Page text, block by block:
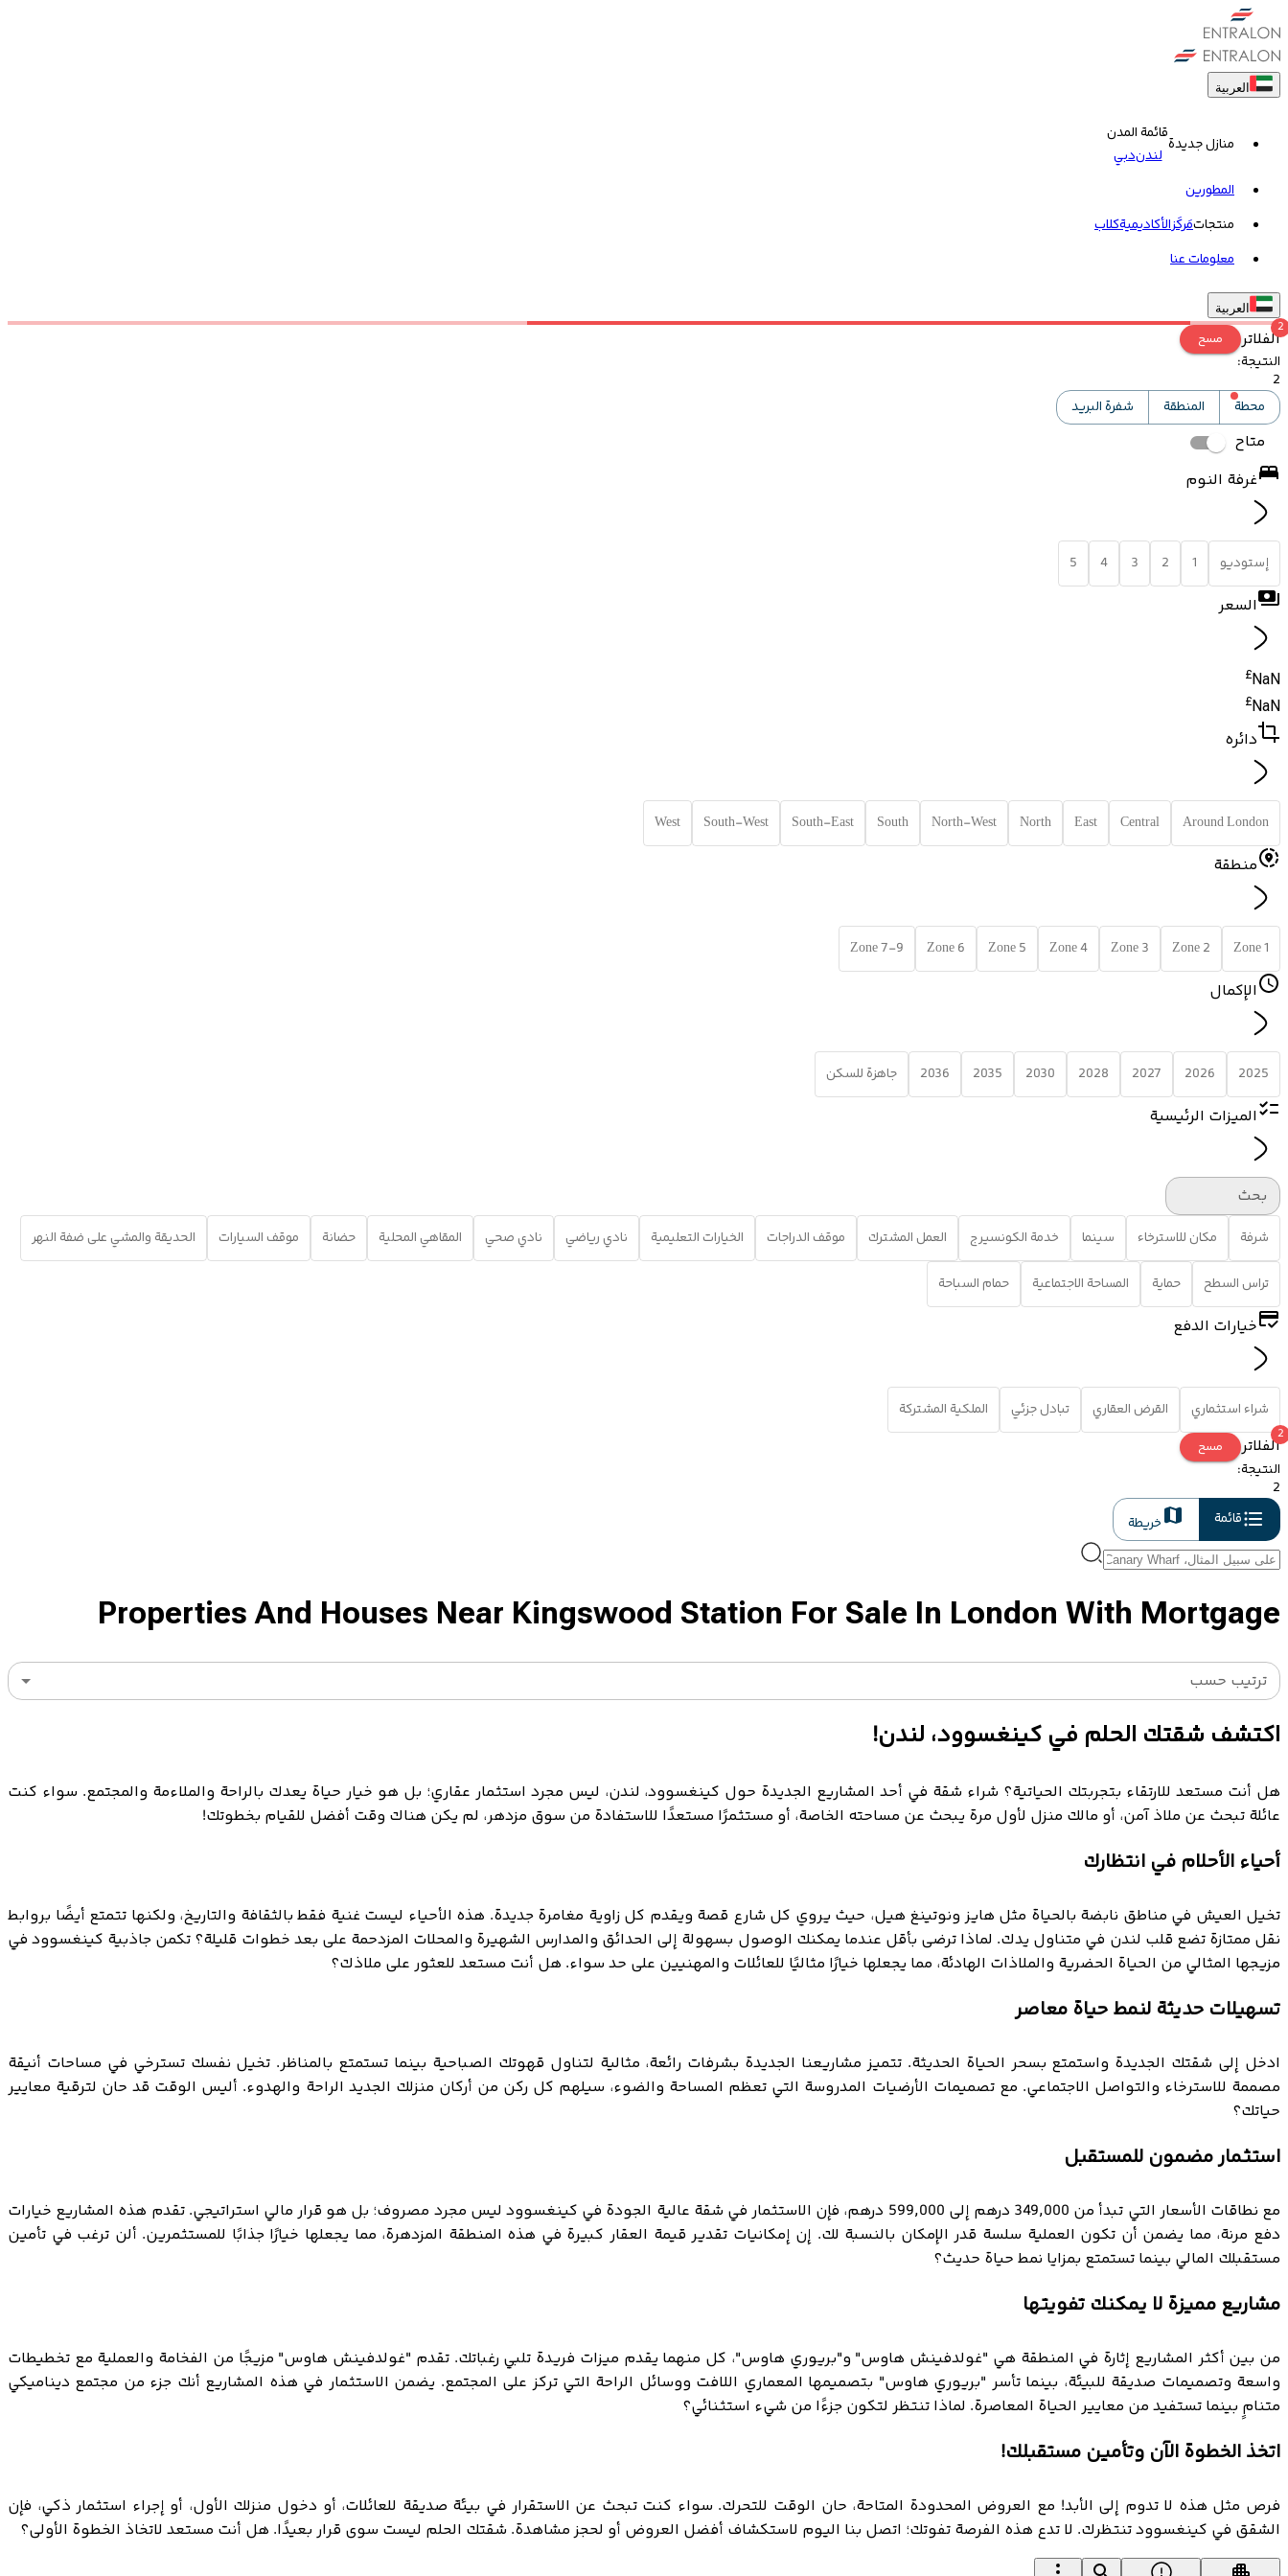
العربية
منازل جديدة
قائمة المدن
لندندبي
المطورين
منتجاتمَركَزالأكاديميةکلاب
معلومات عنا
العربية
الفلاتر
2
مسح
النتيجة:
2
محطة
المنطقة شفرة البريد
متاح
غرفة النوم
إستوديو 1
2
3
4
5
السعر
NaN
£
NaN
£
دائره
Around London
Central
East
North
North-West
South
South-East
South-West
West
منطقة
Zone 1
Zone 2
Zone 3
Zone 4
Zone 5
Zone 6
Zone 7-9
الإكمال
2025
2026
2027
2028
2030
2035
2036 جاهزة للسكن
الميزات الرئيسية
بحث
شرفة مكان للاسترخاء سينما خدمة الكونسيرج العمل المشترك موقف الدراجات الخيارات التعليمية نادي رياضي نادي صحي المقاهي المحلية حضانة موقف السيارات الحديقة والمشي على ضفة النهر
تراس السطح حماية المساحة الاجتماعية حمام السباحة
خيارات الدفع
شراء استثماري القرض العقاري تبادل جزئي الملكية المشتركة
الفلاتر
2
مسح
النتيجة:
2
قائمة
خريطة
Properties And Houses Near Kingswood Station For Sale In London With Mortgage
ترتيب حسب
اكتشف شقتك الحلم في كينغسوود، لندن!
هل أنت مستعد للارتقاء بتجربتك الحياتية؟ شراء شقة في أحد المشاريع الجديدة حول كينغسوود، لندن، ليس مجرد استثمار عقاري؛ بل هو خيار حياة يعدك بالراحة والملاءمة والمجتمع. سواء كنت
عائلة تبحث عن ملاذ آمن، أو مالك منزل لأول مرة يبحث عن مساحته الخاصة، أو مستثمرًا مستعدًا للاستفادة من سوق مزدهر، لم يكن هناك وقت أفضل للقيام بخطوتك!
أحياء الأحلام في انتظارك
تخيل العيش في مناطق نابضة بالحياة مثل هايز ونوتينغ هيل، حيث يروي كل شارع قصة ويقدم كل زاوية مغامرة جديدة. هذه الأحياء ليست غنية فقط بالثقافة والتاريخ، ولكنها تتمتع أيضًا بروابط
نقل ممتازة تضع قلب لندن في متناول يدك. لماذا ترضى بأقل عندما يمكنك الوصول بسهولة إلى الحدائق والمدارس الشهيرة والمحلات المزدحمة على بعد خطوات قليلة؟ تكمن جاذبية كينغسوود في
مزيجها المثالي من الحياة الحضرية والملاذات الهادئة، مما يجعلها خيارًا مثاليًا للعائلات والمهنيين على حد سواء. هل أنت مستعد للعثور على ملاذك؟
تسهيلات حديثة لنمط حياة معاصر
ادخل إلى شقتك الجديدة واستمتع بسحر الحياة الحديثة. تتميز مشاريعنا الجديدة بشرفات رائعة، مثالية لتناول قهوتك الصباحية بينما تستمتع بالمناظر. تخيل نفسك تسترخي في مساحات أنيقة
مصممة للاسترخاء والتواصل الاجتماعي. مع تصميمات الأرضيات المدروسة التي تعظم المساحة والضوء، سيلهم كل ركن من أركان منزلك الجديد الراحة والهدوء. أليس الوقت قد حان لترقية معايير
حياتك؟
استثمار مضمون للمستقبل
مع نطاقات الأسعار التي تبدأ من 349,000 درهم إلى 599,000 درهم، فإن الاستثمار في شقة عالية الجودة في كينغسوود ليس مجرد مصروف؛ بل هو قرار مالي استراتيجي. تقدم هذه المشاريع خيارات
دفع مرنة، مما يضمن أن تكون العملية سلسة قدر الإمكان بالنسبة لك. إن إمكانيات تقدير قيمة العقار كبيرة في هذه المنطقة المزدهرة، مما يجعلها خيارًا جذابًا للمستثمرين. ألن ترغب في تأمين
مستقبلك المالي بينما تستمتع بمزايا نمط حياة حديث؟
مشاريع مميزة لا يمكنك تفويتها
من بين أكثر المشاريع إثارة في المنطقة هي "غولدفينش هاوس" و"بريوري هاوس"، كل منهما يقدم ميزات فريدة تلبي رغباتك. تقدم "غولدفينش هاوس" مزيجًا من الفخامة والعملية مع تخطيطات
واسعة وتصميمات صديقة للبيئة، بينما تأسر "بريوري هاوس" بتصميمها المعماري اللافت ووسائل الراحة التي تركز على المجتمع. يضمن الاستثمار في هذه المشاريع أنك جزء من مجتمع ديناميكي
متنامٍ بينما تستفيد من معايير الحياة المعاصرة. لماذا تنتظر لتكون جزءًا من شيء استثنائي؟
اتخذ الخطوة الآن وتأمين مستقبلك!
فرص مثل هذه لا تدوم إلى الأبد! مع العروض المحدودة المتاحة، حان الوقت للتحرك. سواء كنت تبحث عن الاستقرار في بيئة صديقة للعائلات، أو دخول منزلك الأول، أو إجراء استثمار ذكي، فإن
الشقق في كينغسوود تنتظرك. لا تدع هذه الفرصة تفوتك؛ اتصل بنا اليوم لاستكشاف أفضل العروض أو لحجز مشاهدة. شقتك الحلم ليست سوى قرار بعيدًا. هل أنت مستعد لاتخاذ الخطوة الأولى؟